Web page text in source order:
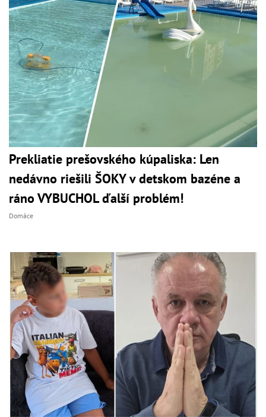
Prekliatie prešovského kúpaliska: Len
nedávno riešili ŠOKY v detskom bazéne a
ráno VYBUCHOL ďalší problém!
Domáce